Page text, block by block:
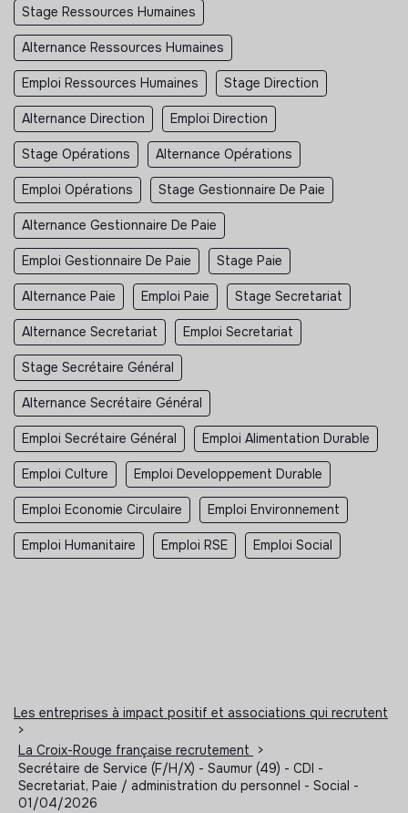
Stage Ressources Humaines
Alternance Ressources Humaines
Emploi Ressources Humaines Stage Direction
Alternance Direction Emploi Direction
Stage Opérations Alternance Opérations
Emploi Opérations Stage Gestionnaire De Paie
Alternance Gestionnaire De Paie
Emploi Gestionnaire De Paie Stage Paie
Alternance Paie Emploi Paie Stage Secretariat
Alternance Secretariat Emploi Secretariat
Stage Secrétaire Général
Alternance Secrétaire Général
Emploi Secrétaire Général Emploi Alimentation Durable
Emploi Culture Emploi Developpement Durable
Emploi Economie Circulaire Emploi Environnement
Emploi Humanitaire Emploi RSE Emploi Social
Les entreprises à impact positif et associations qui recrutent
>
La Croix-Rouge française recrutement
>
Secrétaire de Service (F/H/X) - Saumur (49) - CDI -
Secretariat, Paie / administration du personnel - Social -
01/04/2026